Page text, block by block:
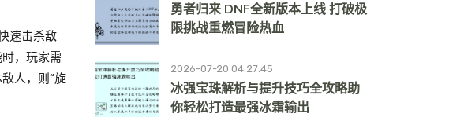
速击杀敌
，玩家需
人，则“旋
勇者归来 DNF全新版本上线 打破极
限挑战重燃冒险热血
2026-07-20 04:27:45
冰强宝珠解析与提升技巧全攻略助
你轻松打造最强冰霜输出